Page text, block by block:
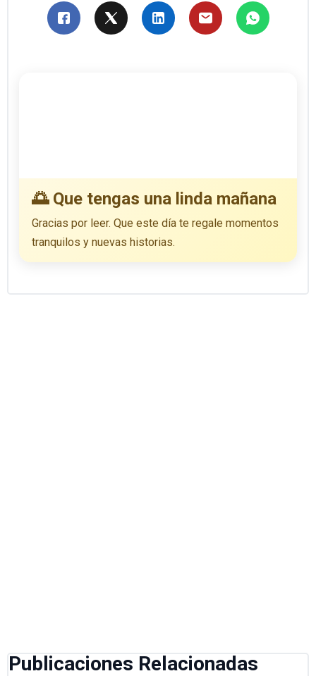
🌅 Que tengas una linda mañana
Gracias por leer. Que este día te regale momentos
tranquilos y nuevas historias.
Publicaciones Relacionadas